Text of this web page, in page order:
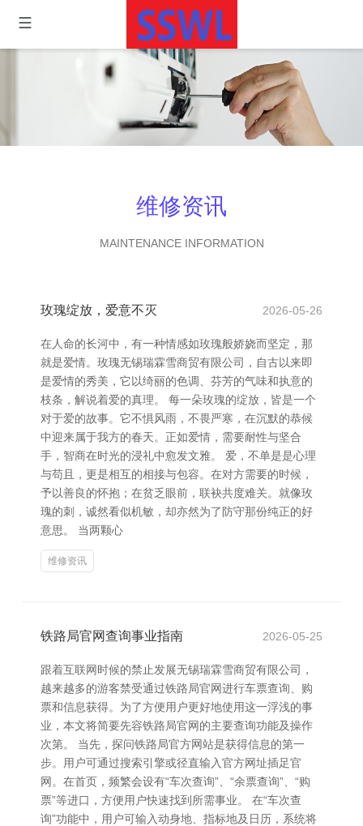
维修资讯
MAINTENANCE INFORMATION
玫瑰绽放，爱意不灭 2026-05-26
在人命的长河中，有一种情感如玫瑰般娇娆而坚定，那
就是爱情。玫瑰无锡瑞霖雪商贸有限公司，自古以来即
是爱情的秀美，它以绮丽的色调、芬芳的气味和执意的
枝条，解说着爱的真理。 每一朵玫瑰的绽放，皆是一个
对于爱的故事。它不惧风雨，不畏严寒，在沉默的恭候
中迎来属于我方的春天。正如爱情，需要耐性与坚合
手，智商在时光的浸礼中愈发文雅。 爱，不单是是心理
与苟且，更是相互的相接与包容。在对方需要的时候，
予以善良的怀抱；在贫乏眼前，联袂共度难关。就像玫
瑰的刺，诚然看似机敏，却亦然为了防守那份纯正的好
意思。 当两颗心
维修资讯
铁路局官网查询事业指南 2026-05-25
跟着互联网时候的禁止发展无锡瑞霖雪商贸有限公司，
越来越多的游客禁受通过铁路局官网进行车票查询、购
票和信息获得。为了方便用户更好地使用这一浮浅的事
业，本文将简要先容铁路局官网的主要查询功能及操作
次第。 当先，探问铁路局官方网站是获得信息的第一
步。用户可通过搜索引擎或径直输入官方网址插足官
网。在首页，频繁会设有“车次查询”、“余票查询”、“购
票”等进口，方便用户快速找到所需事业。 在“车次查
询”功能中，用户可输入动身地、指标地及日历，系统将